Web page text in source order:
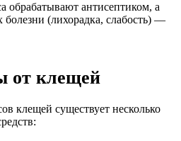
обрабатывают антисептиком, а
(лихорадка, слабость) —
от клещей
клещей существует несколько